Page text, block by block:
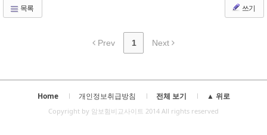
목록 쓰기
Prev 1 Next
Home 개인정보취급방침 전체 보기 ▲ 위로
Copyright by 암보험비교사이트 2014 All rights reserved